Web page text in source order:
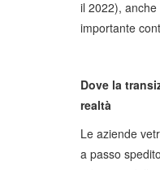
il 2022),
importante
Dove la
realtà
Le aziende
a passo